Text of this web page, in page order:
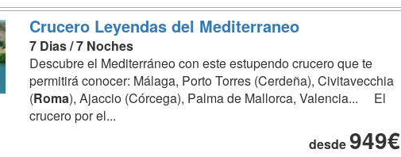
Crucero Leyendas del Mediterraneo
7 Dias / 7 Noches
Descubre el Mediterráneo con este estupendo crucero que te
permitirá conocer: Málaga, Porto Torres (Cerdeña), Civitavecchia
(Roma), Ajaccio (Córcega), Palma de Mallorca, Valencia... El
crucero por el...
desde949€